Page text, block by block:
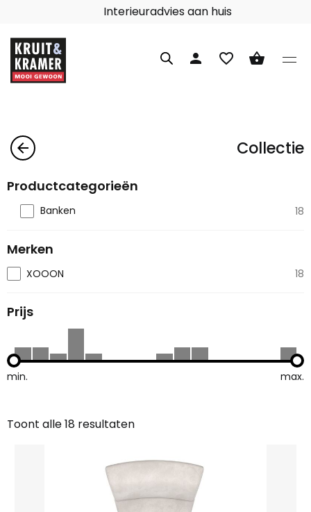
Interieuradvies aan huis
person favorite_border shopping_basket
arrow_back Collectie
Productcategorieën
Banken 18
Merken
XOOON 18
Prijs
min. max.
Toont alle 18 resultaten
Gesorteerd